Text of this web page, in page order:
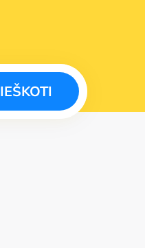
IEŠKOTI